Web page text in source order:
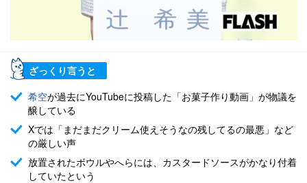
ざっくり言うと
希空が過去にYouTubeに投稿した「お菓子作り動画」が物議を
醸している
Xでは「まだまだクリーム使えそうなの残してるの最悪」など
の厳しい声
放置されたボウルやへらには、カスタードソースがかなり付着
していたという